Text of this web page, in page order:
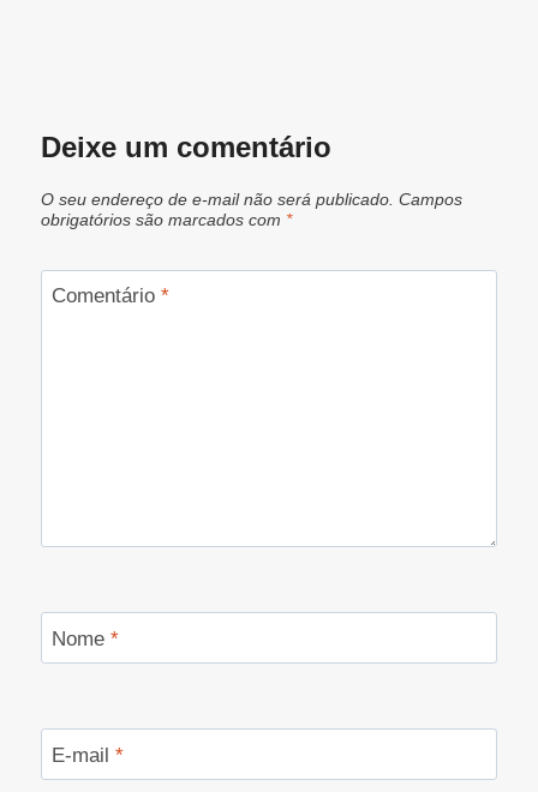
Deixe um comentário
O seu endereço de e-mail não será publicado. Campos
obrigatórios são marcados com *
Comentário *
Nome *
E-mail *